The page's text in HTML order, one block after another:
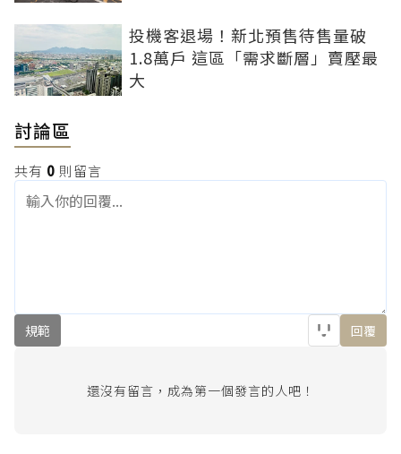
投機客退場！新北預售待售量破
1.8萬戶 這區「需求斷層」賣壓最
大
討論區
共有 0 則留言
規範 回覆
還沒有留言，成為第一個發言的人吧！